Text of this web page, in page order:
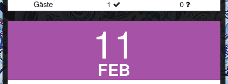
Gäste 1 0
11
FEB